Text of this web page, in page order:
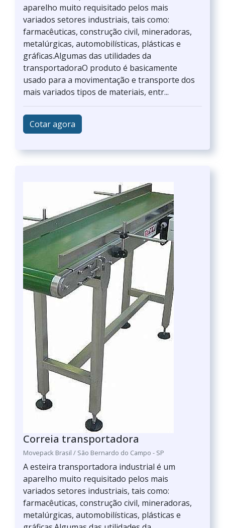
aparelho muito requisitado pelos mais
variados setores industriais, tais como:
farmacêuticas, construção civil, mineradoras,
metalúrgicas, automobilísticas, plásticas e
gráficas.Algumas das utilidades da
transportadoraO produto é basicamente
usado para a movimentação e transporte dos
mais variados tipos de materiais, entr...
Cotar agora
Correia transportadora
Movepack Brasil / São Bernardo do Campo - SP
A esteira transportadora industrial é um
aparelho muito requisitado pelos mais
variados setores industriais, tais como:
farmacêuticas, construção civil, mineradoras,
metalúrgicas, automobilísticas, plásticas e